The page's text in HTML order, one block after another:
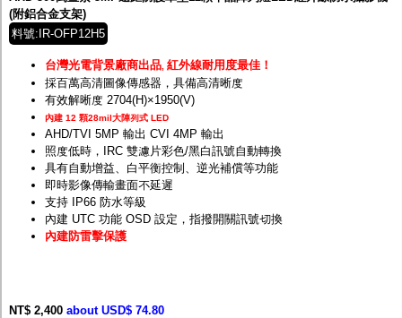
(附鋁合金支架)
料號:IR-OFP12H5
台灣光電背景廠商出品 紅外線耐用度最佳！
採百萬高清圖像傳感器，具備高清晰度
有效解晰度 2704(H)×1950(V)
內建 12 顆28mil大陣列式 LED
AHD/TVI 5MP 輸出 CVI 4MP 輸出
照度低時，IRC 雙濾片彩色/黑白訊號自動轉換
具有自動增益、白平衡控制、逆光補償等功能
即時影像傳輸畫面不延遲
支持 IP66 防水等級
內建 UTC 功能 OSD 設定，指撥開關訊號切換
內建防雷擊保護
NT$ 2,400 about USD$ 74.80